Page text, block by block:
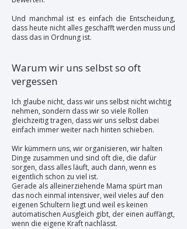
Und manchmal ist es einfach die Entscheidung,
dass heute nicht alles geschafft werden muss und
dass das in Ordnung ist.
Warum wir uns selbst so oft
vergessen
Ich glaube nicht, dass wir uns selbst nicht wichtig
nehmen, sondern dass wir so viele Rollen
gleichzeitig tragen, dass wir uns selbst dabei
einfach immer weiter nach hinten schieben.
Wir kümmern uns, wir organisieren, wir halten
Dinge zusammen und sind oft die, die dafür
sorgen, dass alles läuft, auch dann, wenn es
eigentlich schon zu viel ist.
Gerade als alleinerziehende Mama spürt man
das noch einmal intensiver, weil vieles auf den
eigenen Schultern liegt und weil es keinen
automatischen Ausgleich gibt, der einen auffängt,
wenn die eigene Kraft nachlässt.